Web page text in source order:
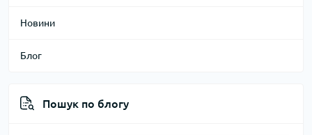
Новини
Блог
Пошук по блогу